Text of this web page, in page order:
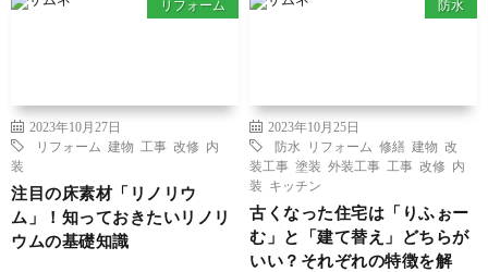
リフォーム
2023年10月27日
リフォーム
建物 工事 改修
内
装
注目の床素材「リノリウ
ム」！知っておきたいリノリ
ウムの基礎知識
防水
2023年10月25日
防水
リフォーム 修繕 建物 改
装工事 塗装 外装工事 工事 改修
内
装
キッチン
古くなった住宅は「りふぉー
む」と「建て替え」どちらが
いい？それぞれの特徴を解